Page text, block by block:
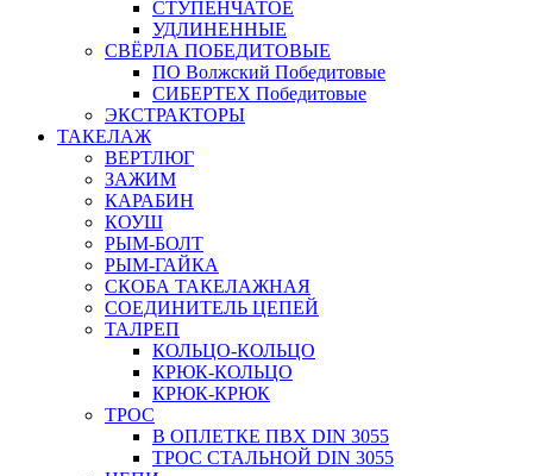
СТУПЕНЧАТОЕ
УДЛИНЕННЫЕ
СВЁРЛА ПОБЕДИТОВЫЕ
ПО Волжский Победитовые
СИБЕРТЕХ Победитовые
ЭКСТРАКТОРЫ
ТАКЕЛАЖ
ВЕРТЛЮГ
ЗАЖИМ
КАРАБИН
КОУШ
РЫМ-БОЛТ
РЫМ-ГАЙКА
СКОБА ТАКЕЛАЖНАЯ
СОЕДИНИТЕЛЬ ЦЕПЕЙ
ТАЛРЕП
КОЛЬЦО-КОЛЬЦО
КРЮК-КОЛЬЦО
КРЮК-КРЮК
ТРОС
В ОПЛЕТКЕ ПВХ DIN 3055
ТРОС СТАЛЬНОЙ DIN 3055